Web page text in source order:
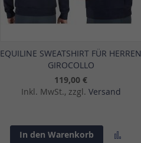
EQUILINE SWEATSHIRT FÜR HERREN
GIROCOLLO
119,00 €
Inkl. MwSt., zzgl. Versand
In den Warenkorb